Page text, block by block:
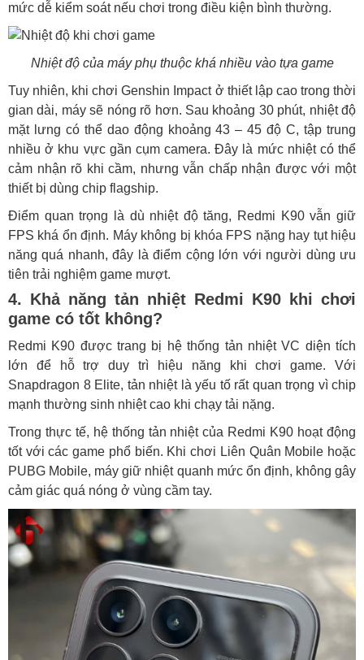
mức dễ kiểm soát nếu chơi trong điều kiện bình thường.
Nhiệt độ của máy phụ thuộc khá nhiều vào tựa game
Tuy nhiên, khi chơi Genshin Impact ở thiết lập cao trong thời
gian dài, máy sẽ nóng rõ hơn. Sau khoảng 30 phút, nhiệt độ
mặt lưng có thể dao động khoảng 43 – 45 độ C, tập trung
nhiều ở khu vực gần cụm camera. Đây là mức nhiệt có thể
cảm nhận rõ khi cầm, nhưng vẫn chấp nhận được với một
thiết bị dùng chip flagship.
Điểm quan trọng là dù nhiệt độ tăng, Redmi K90 vẫn giữ
FPS khá ổn định. Máy không bị khóa FPS nặng hay tụt hiệu
năng quá nhanh, đây là điểm cộng lớn với người dùng ưu
tiên trải nghiệm game mượt.
4. Khả năng tản nhiệt Redmi K90 khi chơi
game có tốt không?
Redmi K90 được trang bị hệ thống tản nhiệt VC diện tích
lớn để hỗ trợ duy trì hiệu năng khi chơi game. Với
Snapdragon 8 Elite, tản nhiệt là yếu tố rất quan trọng vì chip
mạnh thường sinh nhiệt cao khi chạy tải nặng.
Trong thực tế, hệ thống tản nhiệt của Redmi K90 hoạt động
tốt với các game phổ biến. Khi chơi Liên Quân Mobile hoặc
PUBG Mobile, máy giữ nhiệt quanh mức ổn định, không gây
cảm giác quá nóng ở vùng cầm tay.